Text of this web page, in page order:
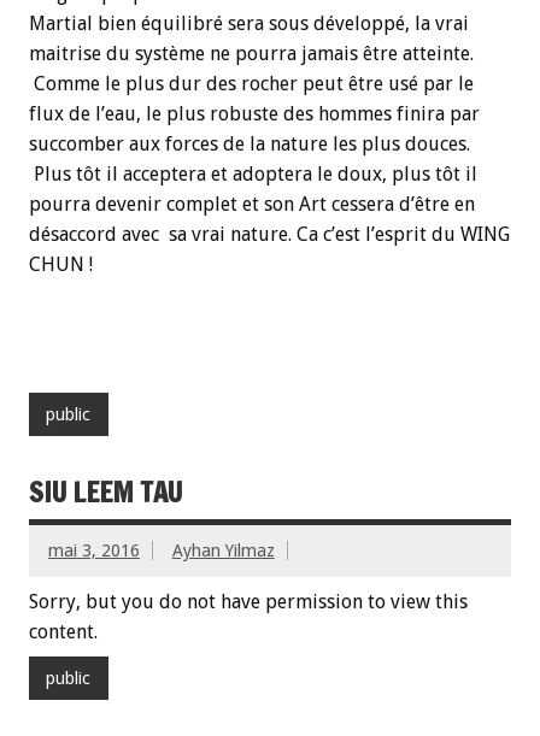
Martial bien équilibré sera sous développé, la vrai
maitrise du système ne pourra jamais être atteinte.
Comme le plus dur des rocher peut être usé par le
flux de l’eau, le plus robuste des hommes finira par
succomber aux forces de la nature les plus douces.
Plus tôt il acceptera et adoptera le doux, plus tôt il
pourra devenir complet et son Art cessera d’être en
désaccord avec sa vrai nature. Ca c’est l’esprit du WING
CHUN !
public
SIU LEEM TAU
mai 3, 2016 Ayhan Yilmaz
Sorry, but you do not have permission to view this
content.
public